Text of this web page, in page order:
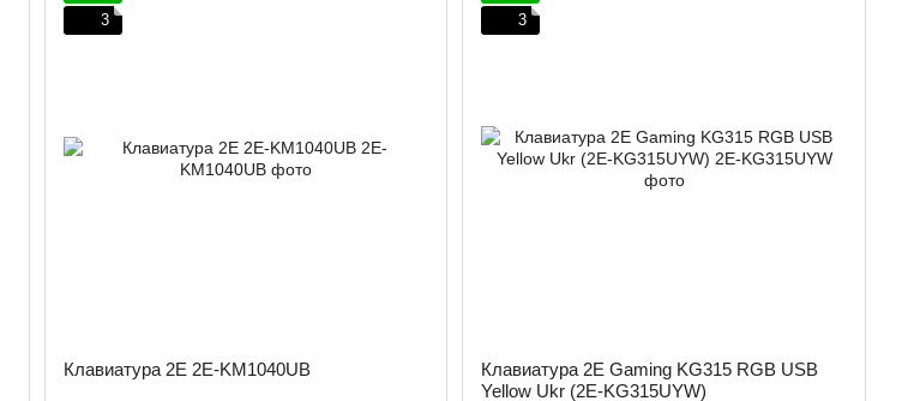
3
Клавиатура 2E 2E-KM1040UB
3
Клавиатура 2E Gaming KG315 RGB USB
Yellow Ukr (2E-KG315UYW)